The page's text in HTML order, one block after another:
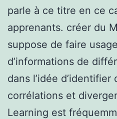
parle à ce titre en ce
apprenants. créer du
suppose de faire
d’informations de
dans l’idée d’identifier
corrélations et
Learning est